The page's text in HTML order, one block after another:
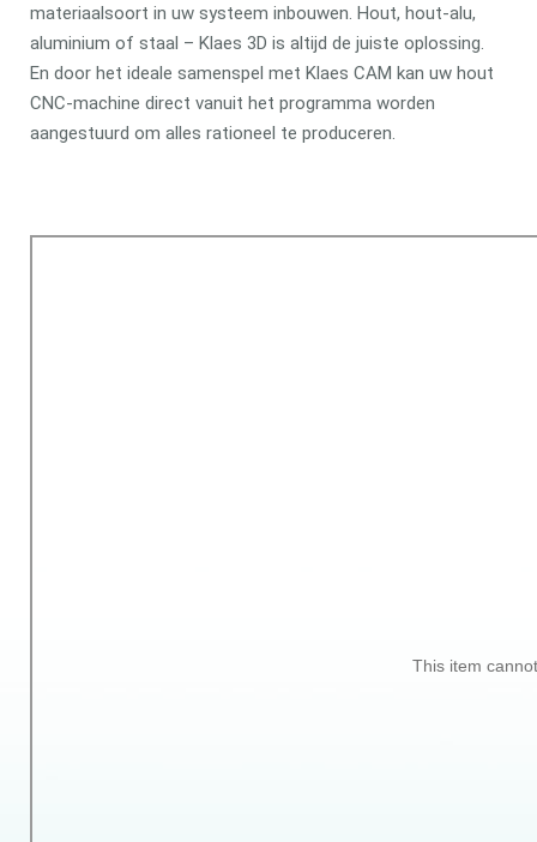
materiaalsoort in uw systeem inbouwen. Hout, hout-alu,
aluminium of staal – Klaes 3D is altijd de juiste oplossing.
En door het ideale samenspel met Klaes CAM kan uw hout
CNC-machine direct vanuit het programma worden
aangestuurd om alles rationeel te produceren.